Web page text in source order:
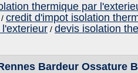
thermique par
/ credit d'impot isolation
/ devis isolation
Bardeur Ossature